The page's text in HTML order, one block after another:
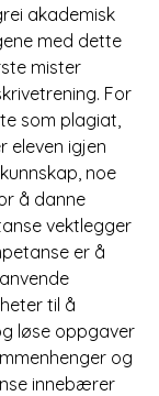
akademisk
med dette
mister
For
som plagiat,
eleven igjen
noe
å danne
vektlegger
er å
til å
løse oppgaver
og
innebærer